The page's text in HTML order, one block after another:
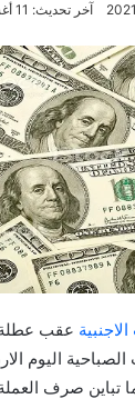
آخر تحديث: 11 أغسطس، 2021
عقب عطلة
الصباحية اليوم
صرف